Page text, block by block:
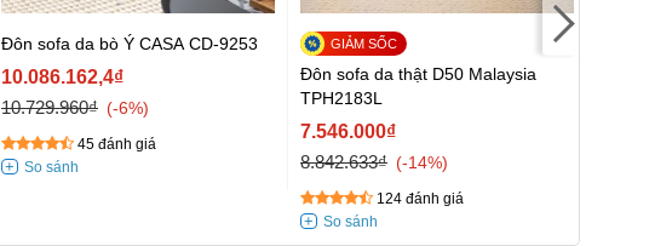
Đôn sofa da bò Ý CASA CD-9253
10.086.162,4₫
10.729.960₫
-6%
45 đánh giá
Đôn sofa da thật D50 Malaysia
TPH2183L
7.546.000₫
8.842.633₫
-14%
124 đánh giá